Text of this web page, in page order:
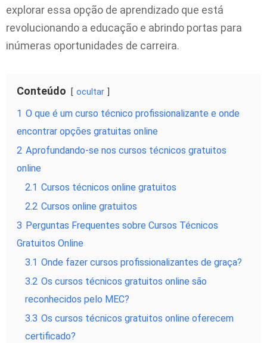
explorar essa opção de aprendizado que está
revolucionando a educação e abrindo portas para
inúmeras oportunidades de carreira.
Conteúdo ocultar
1 O que é um curso técnico profissionalizante e onde
encontrar opções gratuitas online
2 Aprofundando-se nos cursos técnicos gratuitos
online
2.1 Cursos técnicos online gratuitos
2.2 Cursos online gratuitos
3 Perguntas Frequentes sobre Cursos Técnicos
Gratuitos Online
3.1 Onde fazer cursos profissionalizantes de graça?
3.2 Os cursos técnicos gratuitos online são
reconhecidos pelo MEC?
3.3 Os cursos técnicos gratuitos online oferecem
certificado?